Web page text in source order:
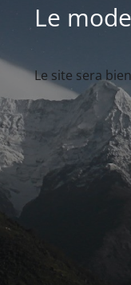
Le
Le site sera